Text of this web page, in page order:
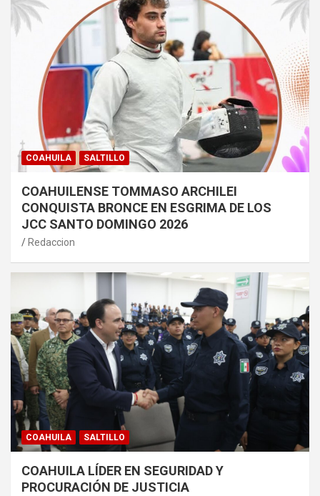
COAHUILA SALTILLO
COAHUILENSE TOMMASO ARCHILEI
CONQUISTA BRONCE EN ESGRIMA DE LOS
JCC SANTO DOMINGO 2026
Redaccion
COAHUILA SALTILLO
COAHUILA LÍDER EN SEGURIDAD Y
PROCURACIÓN DE JUSTICIA